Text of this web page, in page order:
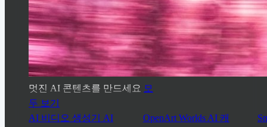
멋진 AI 콘텐츠를 만드세요 모
두 보기
AI 비디오 생성기 AI
OpenArt Worlds AI 캐